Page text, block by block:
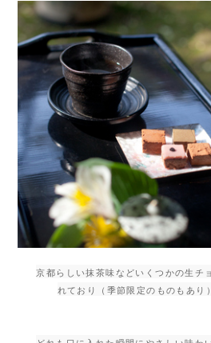
京都らしい抹茶味などいくつかの生チ
れており（季節限定のものもあり